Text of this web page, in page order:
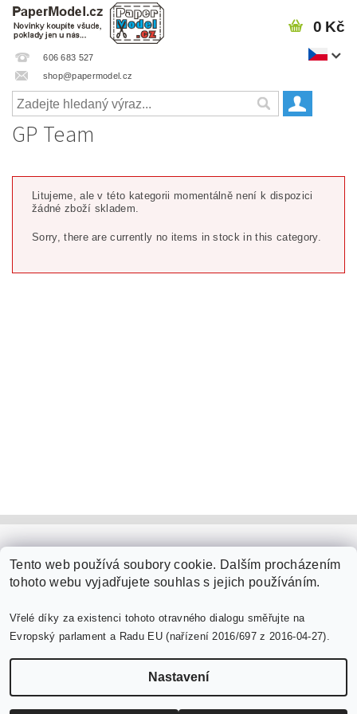
606 683 527
shop@papermodel.cz
0 Kč
GP Team
Litujeme, ale v této kategorii momentálně není k dispozici
žádné zboží skladem.
Sorry, there are currently no items in stock in this category.
Tento web používá soubory cookie. Dalším procházením
tohoto webu vyjadřujete souhlas s jejich používáním.
Vřelé díky za existenci tohoto otravného dialogu směřujte na
Evropský parlament a Radu EU (nařízení 2016/697 z 2016-04-27).
Nastavení